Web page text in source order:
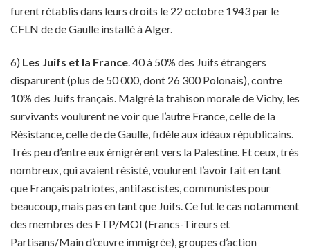
furent rétablis dans leurs droits le 22 octobre 1943 par le
CFLN de de Gaulle installé à Alger.
6) Les Juifs et la France. 40 à 50% des Juifs étrangers
disparurent (plus de 50 000, dont 26 300 Polonais), contre
10% des Juifs français. Malgré la trahison morale de Vichy, les
survivants voulurent ne voir que l’autre France, celle de la
Résistance, celle de de Gaulle, fidèle aux idéaux républicains.
Très peu d’entre eux émigrèrent vers la Palestine. Et ceux, très
nombreux, qui avaient résisté, voulurent l’avoir fait en tant
que Français patriotes, antifascistes, communistes pour
beaucoup, mais pas en tant que Juifs. Ce fut le cas notamment
des membres des FTP/MOI (Francs-Tireurs et
Partisans/Main d’œuvre immigrée), groupes d’action